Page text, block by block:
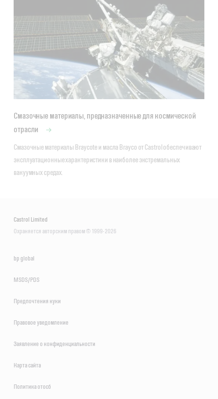
Смазочные материалы, предназначенные для космической
отрасли
Смазочные материалы Braycote и масла Brayco от Castrol обеспечивают
эксплуатационные характеристики в наиболее экстремальных
вакуумных средах.
Castrol Limited
Охраняется авторским правом © 1999-2026
bp global
MSDS/PDS
Предпочтения куки
Правовое уведомление
Заявление о конфиденциальности
Карта сайта
Политика отосб